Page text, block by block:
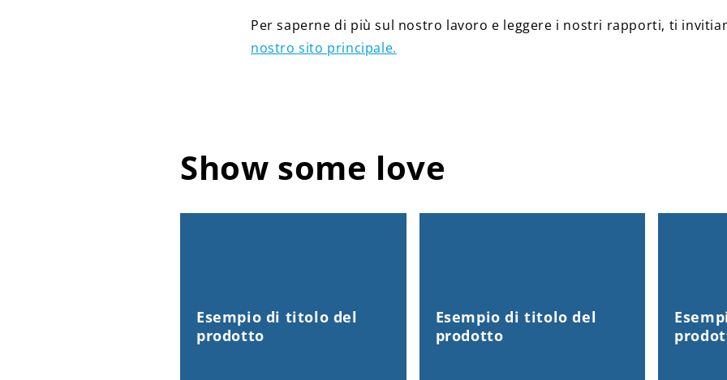
Per saperne di più sul nostro lavoro e leggere i nostri rapporti, ti
nostro sito principale.
Show some love
Esempio di titolo del
prodotto
Esempio di titolo del
prodotto